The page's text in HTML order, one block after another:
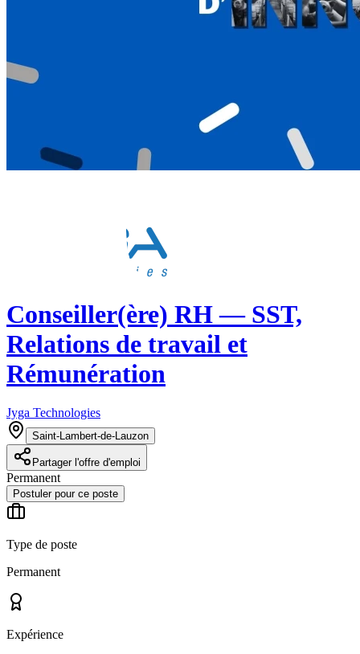
Conseiller(ère) RH — SST,
Relations de travail et
Rémunération
Jyga Technologies
Saint-Lambert-de-Lauzon
Partager l'offre d'emploi
Permanent
Postuler pour ce poste
Type de poste
Permanent
Expérience